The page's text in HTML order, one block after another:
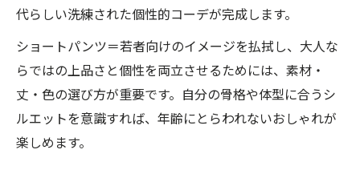
代らしい洗練された個性的コーデが完成します。
ショートパンツ＝若者向けのイメージを払拭し、大人な
らではの上品さと個性を両立させるためには、素材・
丈・色の選び方が重要です。自分の骨格や体型に合うシ
ルエットを意識すれば、年齢にとらわれないおしゃれが
楽しめます。